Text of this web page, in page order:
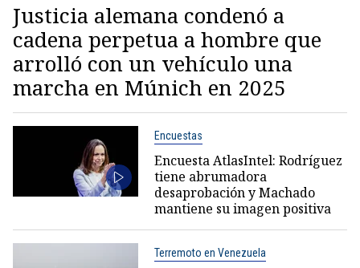
Justicia alemana condenó a
cadena perpetua a hombre que
arrolló con un vehículo una
marcha en Múnich en 2025
Encuestas
Encuesta AtlasIntel: Rodríguez
tiene abrumadora
desaprobación y Machado
mantiene su imagen positiva
Terremoto en Venezuela